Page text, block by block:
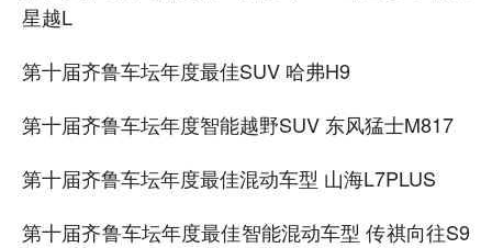
星越L
第十届齐鲁车坛年度最佳SUV 哈弗H9
第十届齐鲁车坛年度智能越野SUV 东风猛士M817
第十届齐鲁车坛年度最佳混动车型 山海L7PLUS
第十届齐鲁车坛年度最佳智能混动车型 传祺向往S9